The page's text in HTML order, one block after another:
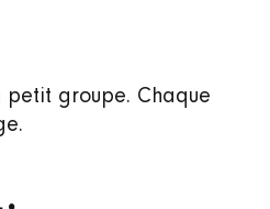
groupe. Chaque